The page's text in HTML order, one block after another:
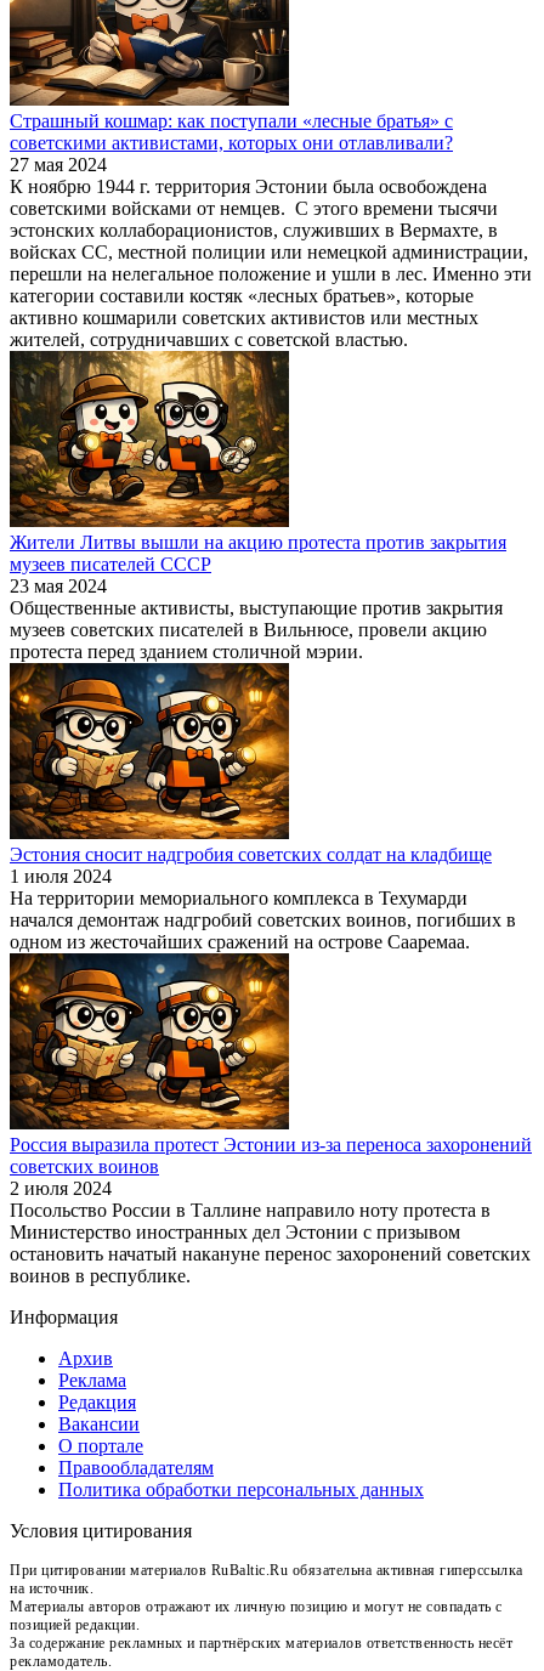
Страшный кошмар: как поступали «лесные братья» с
советскими активистами, которых они отлавливали?
27 мая 2024
К ноябрю 1944 г. территория Эстонии была освобождена
советскими войсками от немцев. С этого времени тысячи
эстонских коллаборационистов, служивших в Вермахте, в
войсках СС, местной полиции или немецкой администрации,
перешли на нелегальное положение и ушли в лес. Именно эти
категории составили костяк «лесных братьев», которые
активно кошмарили советских активистов или местных
жителей, сотрудничавших с советской властью.
Жители Литвы вышли на акцию протеста против закрытия
музеев писателей СССР
23 мая 2024
Общественные активисты, выступающие против закрытия
музеев советских писателей в Вильнюсе, провели акцию
протеста перед зданием столичной мэрии.
Эстония сносит надгробия советских солдат на кладбище
1 июля 2024
На территории мемориального комплекса в Техумарди
начался демонтаж надгробий советских воинов, погибших в
одном из жесточайших сражений на острове Сааремаа.
Россия выразила протест Эстонии из-за переноса захоронений
советских воинов
2 июля 2024
Посольство России в Таллине направило ноту протеста в
Министерство иностранных дел Эстонии с призывом
остановить начатый накануне перенос захоронений советских
воинов в республике.
Информация
Архив
Реклама
Редакция
Вакансии
О портале
Правообладателям
Политика обработки персональных данных
Условия цитирования
При цитировании материалов RuBaltic.Ru обязательна активная гиперссылка
на источник.
Материалы авторов отражают их личную позицию и могут не совпадать с
позицией редакции.
За содержание рекламных и партнёрских материалов ответственность несёт
рекламодатель.